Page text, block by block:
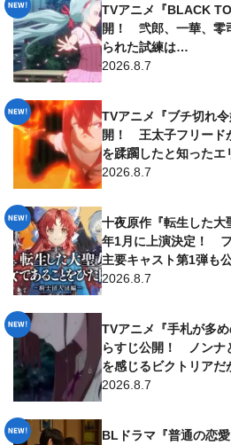
TVアニメ『BLACK
開！ 弐郎、一華、零
られた試練は…
2026.8.7
TVアニメ『ブチ切れ
開！ 王太子フリード
を蹂躙したと知った
2026.8.7
十夜原作『転生した
年1月に上演決定！
主要キャスト第1弾も
2026.8.7
TVアニメ『手札が多
らすじ公開！ ノンナ
を感じるビクトリア
2026.8.7
BLドラマ『普通の恋